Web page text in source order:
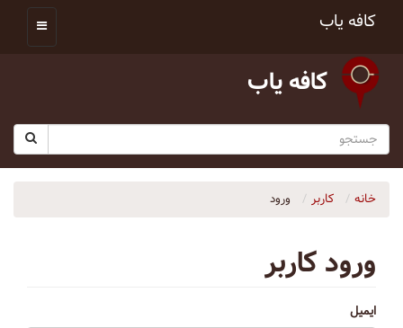
کافه یاب
کافه یاب
خانه کاربر ورود
ورود کاربر
ایمیل